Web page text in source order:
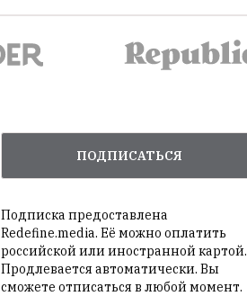
ПОДПИСАТЬСЯ
Подписка предоставлена
Redefine.media. Её можно оплатить
российской или иностранной картой.
Продлевается автоматически. Вы
сможете отписаться в любой момент.